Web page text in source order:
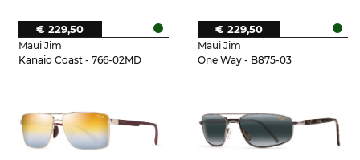
Maui Jim
Kanaio Coast - 766-02MD
€ 229,50
Maui Jim
One Way - B875-03
€ 229,50